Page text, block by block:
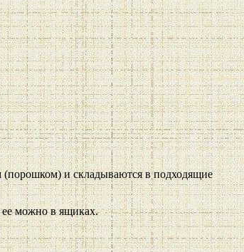
(порошком) и складываются в подходящие
ее можно в ящиках.